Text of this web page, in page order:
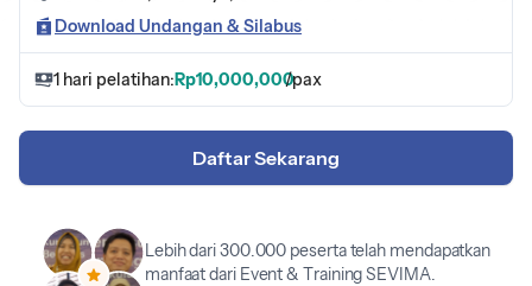
Download Undangan & Silabus
1 hari pelatihan:Rp10,000,000/pax
Daftar Sekarang
Lebih dari 300.000 peserta telah mendapatkan
manfaat dari Event & Training SEVIMA.